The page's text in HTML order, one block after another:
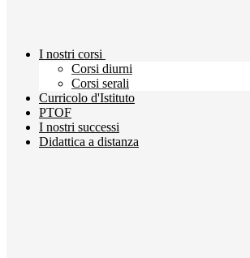
I nostri corsi
Corsi diurni
Corsi serali
Curricolo d'Istituto
PTOF
I nostri successi
Didattica a distanza